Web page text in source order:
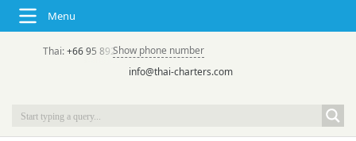
Menu
Thai:+66 95 892 7646(rus/eng) | в России:
Show phone number
info@thai-charters.com